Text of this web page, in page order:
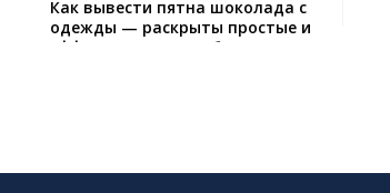
Как вывести пятна шоколада с
одежды — раскрыты простые и
эффективные способы